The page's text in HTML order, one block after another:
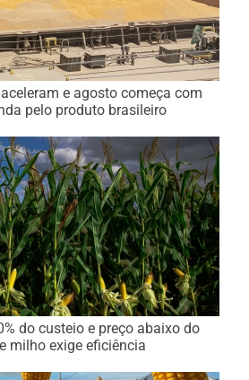
e agosto começa com
pelo produto brasileiro
do custeio e preço abaixo do
milho exige eficiência